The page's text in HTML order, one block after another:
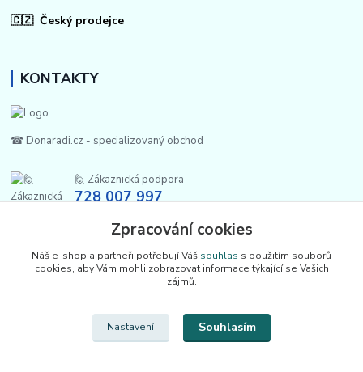
🇨🇿 Český prodejce
KONTAKTY
☎ Donaradi.cz - specializovaný obchod
🙋 Zákaznická podpora
728 007 997
Upravit sběr cookies.
Zpracování cookies
Náš e-shop a partneři potřebují Váš souhlas s použitím souborů
cookies, aby Vám mohli zobrazovat informace týkající se Vašich
zájmů.
Nastavení Souhlasím